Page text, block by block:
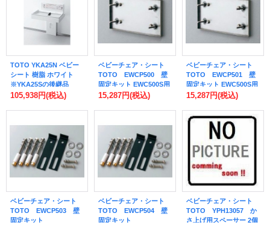
TOTO YKA25N ベビー
シート 樹脂 ホワイト
※YKA25Sの後継品
105,938円(税込)
ベビーチェア・シート
TOTO EWCP500 壁
固定キット EWC500S用
コンクリート下地固定用
15,287円(税込)
ベビーチェア・シート
TOTO EWCP501 壁
固定キット EWC500S用
コンクリート挟み込み固
15,287円(税込)
ベビーチェア・シート
TOTO EWCP503 壁
固定キット
ベビーチェア・シート
TOTO EWCP504 壁
固定キット
ベビーチェア・シート
TOTO YPH13057 か
さ上げ用スペーサー 2個